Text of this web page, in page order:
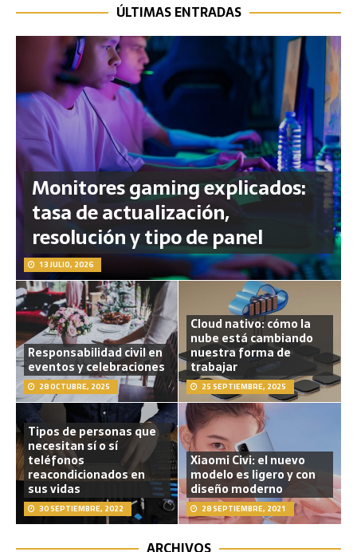
ÚLTIMAS ENTRADAS
Monitores gaming explicados:
tasa de actualización,
resolución y tipo de panel
13 JULIO, 2026
Responsabilidad civil en
eventos y celebraciones
28 OCTUBRE, 2025
Cloud nativo: cómo la
nube está cambiando
nuestra forma de
trabajar
25 SEPTIEMBRE, 2025
Tipos de personas que
necesitan sí o sí
teléfonos
reacondicionados en
sus vidas
30 SEPTIEMBRE, 2022
Xiaomi Civi: el nuevo
modelo es ligero y con
diseño moderno
28 SEPTIEMBRE, 2021
ARCHIVOS